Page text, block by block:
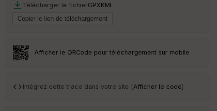
Télécharger le fichierGPXKML
Afficher le QRCode pour téléchargement sur mobile
Intégrez cette trace dans votre site [Afficher le code]